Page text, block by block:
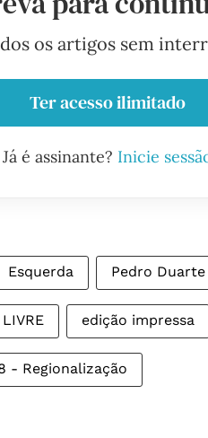
os artigos sem
Ter acesso ilimitado
Já é assinante? Inicie
Esquerda Pedro Duarte
edição impressa
- Regionalização